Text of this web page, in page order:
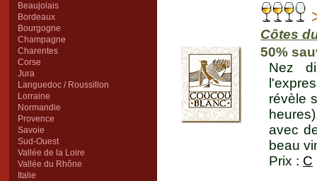
Beaujolais
Bordeaux
Bourgogne
Champagne
Charentes
Corse
Jura
Languedoc / Roussillon
Lorraine
Normandie
Provence
Savoie
Sud-Ouest
Vallée de la Loire
Vallée du Rhône
Italie
Côtes
50%
Nez
révèle
avec
beau
Prix : C